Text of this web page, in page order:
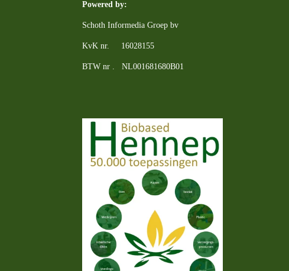
Powered by:
Schoth Informedia Groep bv
KvK nr. 16028155
BTW nr . NL001681680B01